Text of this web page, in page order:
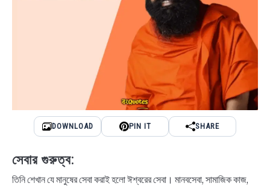
DOWNLOAD PIN IT SHARE
সেবার গুরুত্ব:
তিনি শেখান যে মানুষের সেবা করাই হলো ঈশ্বরের সেবা। মানবসেবা, সামাজিক কাজ,